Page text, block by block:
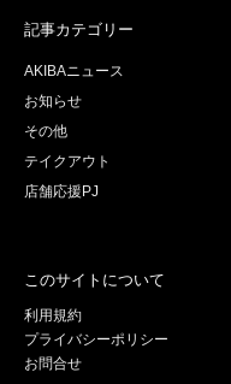
記事カテゴリー
AKIBAニュース
お知らせ
その他
テイクアウト
店舗応援PJ
このサイトについて
利用規約
プライバシーポリシー
お問合せ